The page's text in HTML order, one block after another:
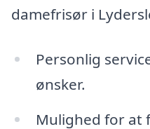
damefrisør i
Personlig
ønsker.
Mulighed for at